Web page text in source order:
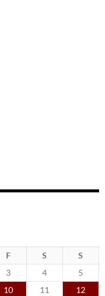
F S
S
3 4
5
10 11
12